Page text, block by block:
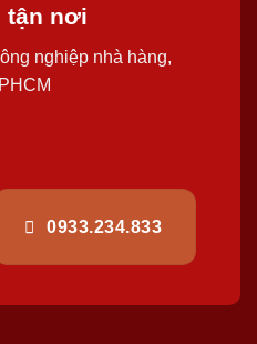
tận nơi
nghiệp nhà hàng,
0933.234.833